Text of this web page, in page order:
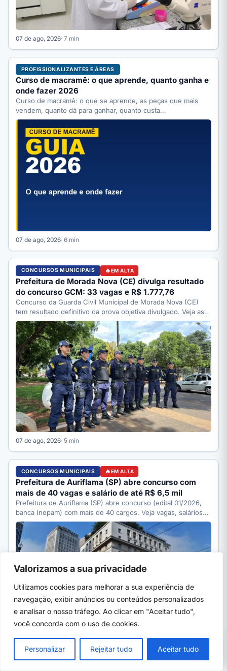
Valorizamos a sua privacidade
Utilizamos cookies para melhorar a sua experiência de
navegação, exibir anúncios ou conteúdos personalizados
e analisar o nosso tráfego. Ao clicar em "Aceitar tudo",
você concorda com o uso de cookies.
Personalizar Rejeitar tudo Aceitar tudo
07 de ago, 2026· 7 min
PROFISSIONALIZANTES E ÁREAS
Curso de macramê: o que aprende, quanto ganha e
onde fazer 2026
Curso de macramê: o que se aprende, as peças que mais
vendem, quanto dá para ganhar, quanto custa…
07 de ago, 2026· 6 min
CONCURSOS MUNICIPAIS EM ALTA
Prefeitura de Morada Nova (CE) divulga resultado
do concurso GCM: 33 vagas e R$ 1.777,76
Concurso da Guarda Civil Municipal de Morada Nova (CE)
tem resultado definitivo da prova objetiva divulgado. Veja as…
07 de ago, 2026· 5 min
CONCURSOS MUNICIPAIS EM ALTA
Prefeitura de Auriflama (SP) abre concurso com
mais de 40 vagas e salário de até R$ 6,5 mil
Prefeitura de Auriflama (SP) abre concurso (edital 01/2026,
banca Inepam) com mais de 40 cargos. Veja vagas, salários…
Curso de biscuit: o que aprende, quanto
ganha e onde fazer 2026